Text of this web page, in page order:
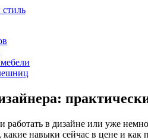
работать в дизайне или уже
какие навыки сейчас в цене и